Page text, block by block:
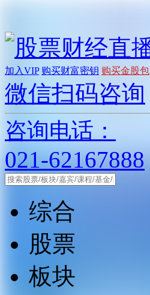
加入VIP 购买财富密钥 购买金股包
微信扫码咨询
咨询电话：
021-62167888
综合
股票
板块